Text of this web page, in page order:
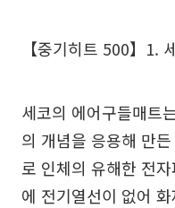
【중기히트 500】1.
세코의 에어구들매트
의 개념을 응용해 만
로 인체의 유해한 전
에 전기열선이 없어